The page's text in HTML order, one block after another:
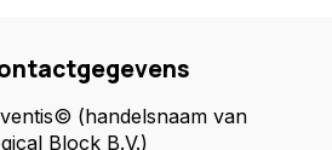
(handelsnaam van
Block B.V.)